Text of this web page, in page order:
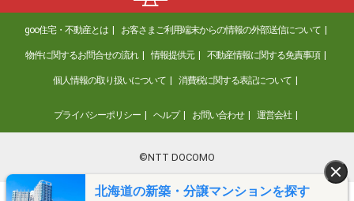
北海道の新築・分譲マンションを探す
goo住宅・不動産とは お客さまご利用端末からの情報の外部送信について
物件に関するお問合せの流れ 情報提供元 不動産情報に関する免責事項
個人情報の取り扱いについて 消費税に関する表記について
プライバシーポリシー ヘルプ お問い合わせ 運営会社
©NTT DOCOMO